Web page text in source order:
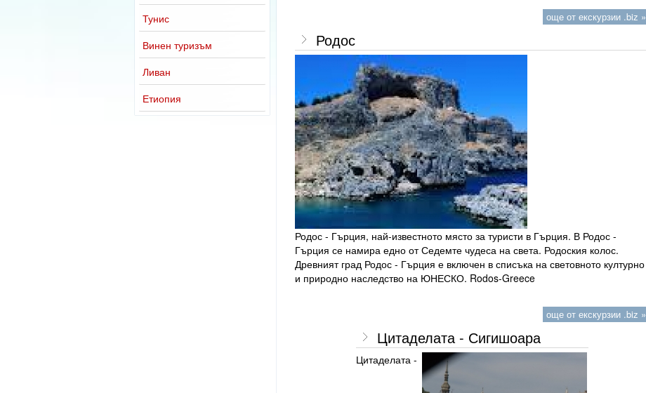
Тунис
Винен туризъм
Ливан
Етиопия
още от екскурзии .biz »
Родос
Родос - Гърция, най-известното място за туристи в Гърция. В Родос -
Гърция се намира едно от Седемте чудеса на света. Родоския колос.
Древният град Родос - Гърция е включен в списъка на световното културно
и природно наследство на ЮНЕСКО. Rodos-Greece
още от екскурзии .biz »
Цитаделата - Сигишоара
Цитаделата -